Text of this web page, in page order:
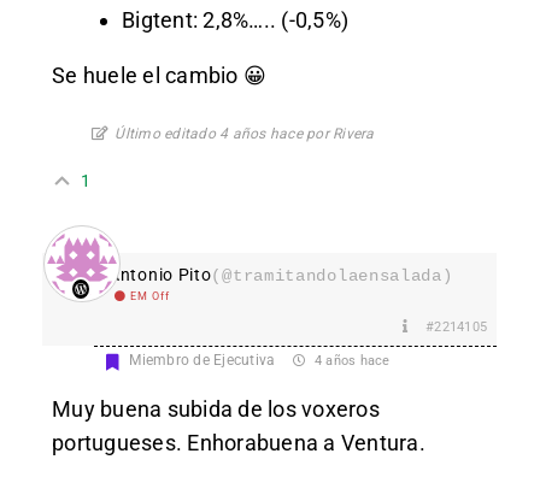
Bigtent: 2,8%….. (-0,5%)
Se huele el cambio 😀
Último editado 4 años hace por Rivera
1
Antonio Pito(@tramitandolaensalada)
EM Off
#2214105
Miembro de Ejecutiva 4 años hace
Muy buena subida de los voxeros
portugueses. Enhorabuena a Ventura.